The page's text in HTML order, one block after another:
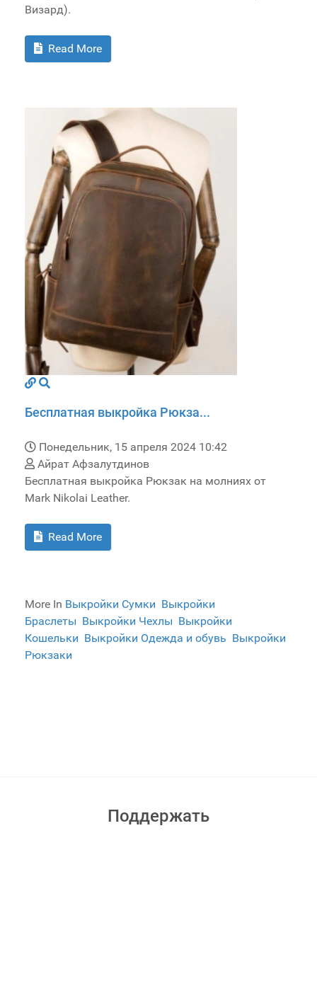
Визард).
Read More
Бесплатная выкройка Рюкза...
Понедельник, 15 апреля 2024 10:42
Айрат Афзалутдинов
Бесплатная выкройка Рюкзак на молниях от
Mark Nikolai Leather.
Read More
More In Выкройки Сумки Выкройки
Браслеты Выкройки Чехлы Выкройки
Кошельки Выкройки Одежда и обувь Выкройки
Рюкзаки
Поддержать